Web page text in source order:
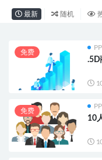
最新 随机
免费
.5D
免费
10